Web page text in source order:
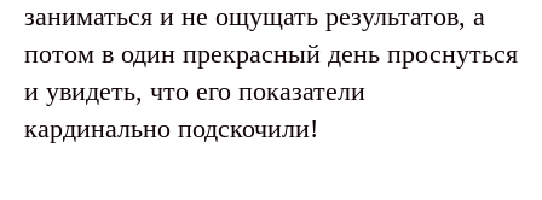
заниматься и не ощущать результатов, а
потом в один прекрасный день проснуться
и увидеть, что его показатели
кардинально подскочили!